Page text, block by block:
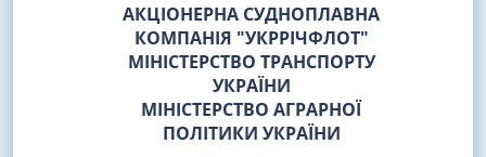
АКЦІОНЕРНА СУДНОПЛАВНА
КОМПАНІЯ "УКРРІЧФЛОТ"
МІНІСТЕРСТВО ТРАНСПОРТУ
УКРАЇНИ
МІНІСТЕРСТВО АГРАРНОЇ
ПОЛІТИКИ УКРАЇНИ